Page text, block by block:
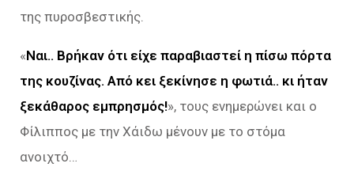
της πυροσβεστικής.
«Ναι.. Βρήκαν ότι είχε παραβιαστεί η πίσω πόρτα
της κουζίνας. Από κει ξεκίνησε η φωτιά.. κι ήταν
ξεκάθαρος εμπρησμός!», τους ενημερώνει και ο
Φίλιππος με την Χάιδω μένουν με το στόμα
ανοιχτό…